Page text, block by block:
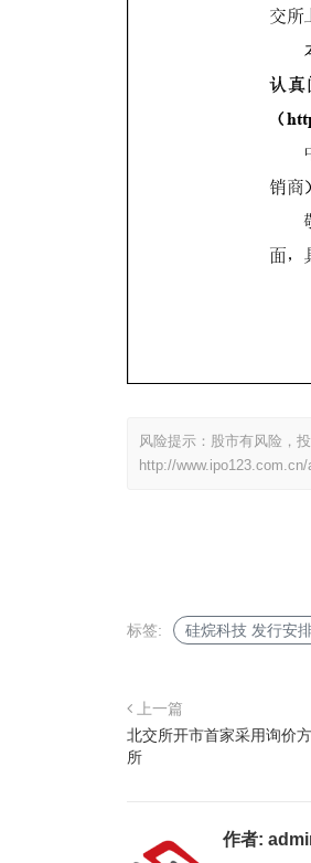
风险提示：股市有风险，
http://
标签: 硅烷科技 发行安
上一篇
北交所开市首家采用询价
所
作者: